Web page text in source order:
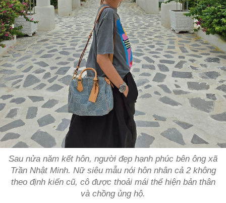
Sau nửa năm kết hôn, người đẹp hạnh phúc bên ông xã
Trần Nhật Minh. Nữ siêu mẫu nói hôn nhân cả 2 không
theo định kiến cũ, cô được thoải mái thể hiện bản thân
và chồng ủng hộ.